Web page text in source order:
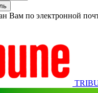
Вам по электронной